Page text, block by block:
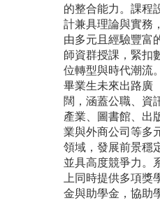
的整合能力。課程
計兼具理論與實務，
由多元且經驗豐富
師資群授課，緊扣
位轉型與時代潮流。
畢業生未來出路廣
闊，涵蓋公職、資
產業、圖書館、出
業與外商公司等多
領域，發展前景穩
並具高度競爭力。
上同時提供多項獎
金與助學金，協助